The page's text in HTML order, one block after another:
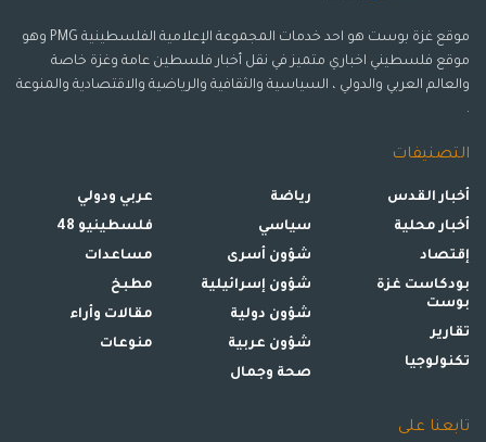
موقع غزة بوست هو احد خدمات المجموعة الإعلامية الفلسطينية PMG وهو
موقع فلسطيني اخباري متميز في نقل أخبار فلسطين عامة وغزة خاصة
والعالم العربي والدولي ، السياسية والثقافية والرياضية والاقتصادية والمنوعة
.
التصنيفات
أخبار القدس
أخبار محلية
إقتصاد
بودكاست غزة
بوست
تقارير
تكنولوجيا
رياضة
سياسي
شؤون أسرى
شؤون إسرائيلية
شؤون دولية
شؤون عربية
صحة وجمال
عربي ودولي
فلسطينيو 48
مساعدات
مطبخ
مقالات وأراء
منوعات
تابعنا على